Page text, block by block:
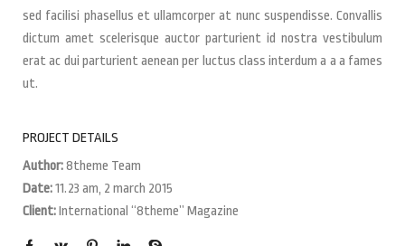
sed facilisi phasellus et ullamcorper at nunc suspendisse. Convallis
dictum amet scelerisque auctor parturient id nostra vestibulum
erat ac dui parturient aenean per luctus class interdum a a a fames
ut.
PROJECT DETAILS
Author:8theme Team
Date:11.23 am, 2 march 2015
Client:International “8theme” Magazine